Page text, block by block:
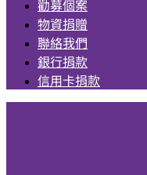
勸募個案
物資捐贈
聯絡我們
銀行捐款
信用卡捐款